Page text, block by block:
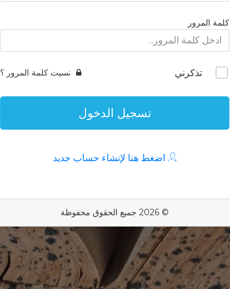
كلمة المرور
تذكرني نسيت كلمة المرور ؟
تسجيل الدخول
اضغط هنا لإنشاء حساب جديد
© 2026 جميع الحقوق محفوظة